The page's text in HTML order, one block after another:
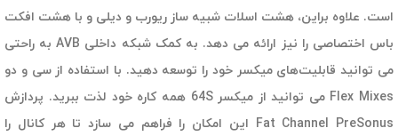
است. علاوه براین، هشت اسلات شبیه ساز ریورب و دیلی و با هشت افکت
باس اختصاصی را نیز ارائه می دهد. به کمک شبکه داخلی AVB به راحتی
می توانید قابلیت‌های میکسر خود را توسعه دهید. با استفاده از سی و دو
Flex Mixes می توانید از میکسر 64S همه کاره خود لذت ببرید. پردازش
Fat Channel PreSonus این امکان را فراهم می سازد تا هر کانال را